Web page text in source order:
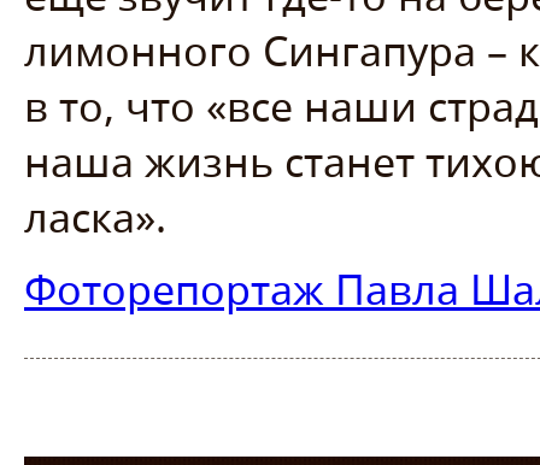
лимонного Сингапура –
в то, что «все наши
наша жизнь станет
ласка».
Фоторепортаж Павла